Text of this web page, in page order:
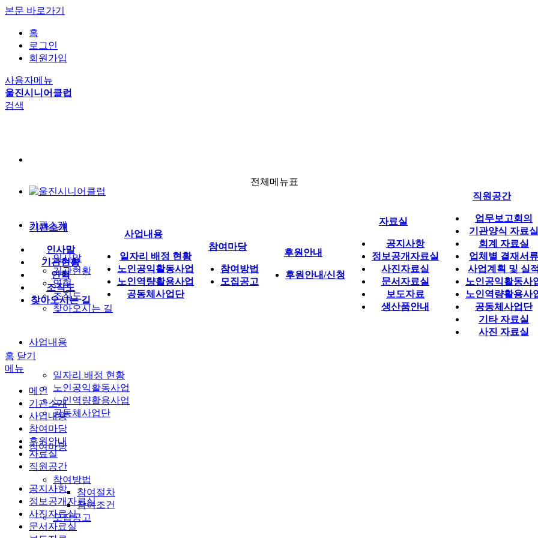
본문 바로가기
홈
로그인
회원가입
사용자메뉴
울진시니어클럽
검색
기관소개
인사말
기관현황
연혁
조직도
찾아오시는 길
사업내용
일자리 배정 현황
노인공익활동사업
노인역량활용사업
공동체사업단
참여마당
참여방법
참여절차
참여조건
모집공고
전체메뉴표
기관소개
인사말
기관현황
연혁
조직도
찾아오시는 길
사업내용
일자리 배정 현황
노인공익활동사업
노인역량활용사업
공동체사업단
참여마당
참여방법
모집공고
후원안내
후원안내/신청
자료실
공지사항
정보공개자료실
사진자료실
문서자료실
보도자료
생산품안내
직원공간
업무보고회의
기관양식 자료실
회계 자료실
업체별 결재서류
사업계획 및 실
노인공익활동사
노인역량활용사
공동체사업단
기타 자료실
사진 자료실
홈 닫기
메뉴
메인
기관소개
사업내용
참여마당
후원안내
자료실
직원공간
공지사항
정보공개자료실
사진자료실
문서자료실